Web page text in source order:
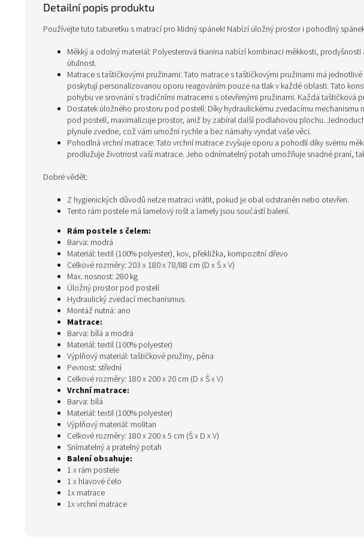
Detailní popis produktu
Používejte tuto taburetku s matrací pro klidný spánek! Nabízí úložný prostor i pohodlný
Měkký a odolný materiál: Polyesterová tkanina nabízí kombinaci měkkosti,
útulnost.
Matrace s taštičkovými pružinami: Tato matrace s taštičkovými pružinami má
poskytují personalizovanou oporu reagováním pouze na tlak v každé oblasti. Tato
pohybu ve srovnání s tradičními matracemi s otevřenými pružinami. Každá taštičková
Dostatek úložného prostoru pod postelí: Díky hydraulickému zvedacímu
pod postelí, maximalizuje prostor, aniž by zabíral další podlahovou plochu.
plynule zvedne, což vám umožní rychle a bez námahy vyndat vaše věci.
Pohodlná vrchní matrace: Tato vrchní matrace zvyšuje oporu a pohodlí díky svému
prodlužuje životnost vaší matrace. Jeho odnímatelný potah umožňuje snadné praní,
Dobré vědět:
Z hygienických důvodů nelze matraci vrátit, pokud je obal odstraněn nebo otevřen.
Tento rám postele má lamelový rošt a lamely jsou součástí balení.
Rám postele s čelem:
Barva: modrá
Materiál: textil (100% polyester), kov, překližka, kompozitní dřevo
Celkové rozměry: 203 x 180 x 78/88 cm (D x Š x V)
Max. nosnost: 280 kg
Úložný prostor pod postelí
Hydraulický zvedací mechanismus
Montáž nutná: ano
Matrace:
Barva: bílá a modrá
Materiál: textil (100% polyester)
Výplňový materiál: taštičkové pružiny, pěna
Pevnost: střední
Celkové rozměry: 180 x 200 x 20 cm (D x Š x V)
Vrchní matrace:
Barva: bílá
Materiál: textil (100% polyester)
Výplňový materiál: molitan
Celkové rozměry: 180 x 200 x 5 cm (Š x D x V)
Snímatelný a pratelný potah
Balení obsahuje:
1 x rám postele
1 x hlavové čelo
1x matrace
1x vrchní matrace